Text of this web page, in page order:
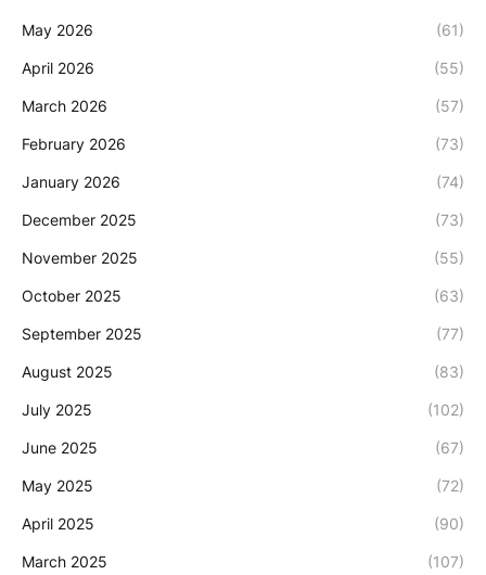
May 2026 (61)
April 2026 (55)
March 2026 (57)
February 2026 (73)
January 2026 (74)
December 2025 (73)
November 2025 (55)
October 2025 (63)
September 2025 (77)
August 2025 (83)
July 2025 (102)
June 2025 (67)
May 2025 (72)
April 2025 (90)
March 2025 (107)